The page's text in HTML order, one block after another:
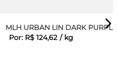
MLH URBAN LIN DARK PURPLE
Por: R$ 124,62 / kg